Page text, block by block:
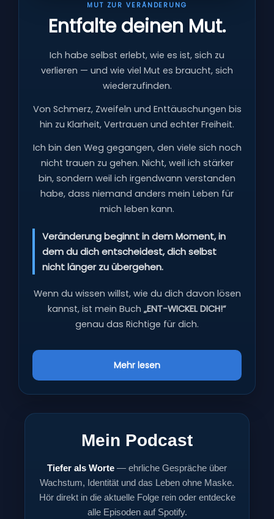
MUT ZUR VERÄNDERUNG
Entfalte deinen Mut.
Ich habe selbst erlebt, wie es ist, sich zu
verlieren — und wie viel Mut es braucht, sich
wiederzufinden.
Von Schmerz, Zweifeln und Enttäuschungen bis
hin zu Klarheit, Vertrauen und echter Freiheit.
Ich bin den Weg gegangen, den viele sich noch
nicht trauen zu gehen. Nicht, weil ich stärker
bin, sondern weil ich irgendwann verstanden
habe, dass niemand anders mein Leben für
mich leben kann.
Veränderung beginnt in dem Moment, in
dem du dich entscheidest, dich selbst
nicht länger zu übergehen.
Wenn du wissen willst, wie du dich davon lösen
kannst, ist mein Buch „ENT-WICKEL DICH!“
genau das Richtige für dich.
Mehr lesen
Mein Podcast
Tiefer als Worte — ehrliche Gespräche über
Wachstum, Identität und das Leben ohne Maske.
Hör direkt in die aktuelle Folge rein oder entdecke
alle Episoden auf Spotify.